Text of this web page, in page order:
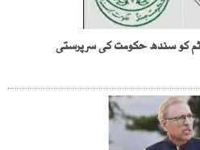
کو سندھ حکومت کی سرپرستی